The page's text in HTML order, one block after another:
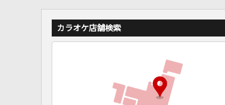
カラオケ店舗検索